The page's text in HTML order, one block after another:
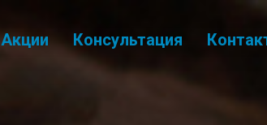
Акции Консультация